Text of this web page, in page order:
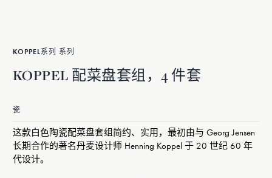
KOPPEL系列 系列
KOPPEL 配菜盘套组，4 件套
瓷
这款白色陶瓷配菜盘套组简约、实用，最初由与 Georg Jensen
长期合作的著名丹麦设计师 Henning Koppel 于 20 世纪 60 年
代设计。